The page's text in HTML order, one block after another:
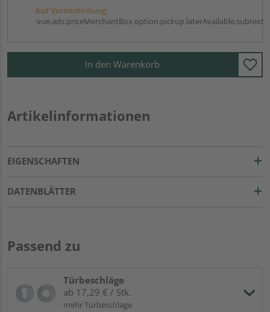
Auf Vorbestellung:
vue.ads.priceMerchantBox.option.pickup.laterAvailable.subtext
In den Warenkorb
Artikelinformationen
EIGENSCHAFTEN
DATENBLÄTTER
Passend zu
Türbeschläge
ab 17,29 € / Stk.
mehr Türbeschläge